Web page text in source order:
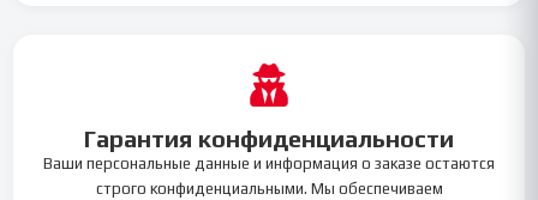
Гарантия конфиденциальности
Ваши персональные данные и информация о заказе остаются
строго конфиденциальными. Мы обеспечиваем